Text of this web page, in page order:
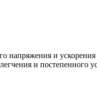
напряжения и
и постепенного